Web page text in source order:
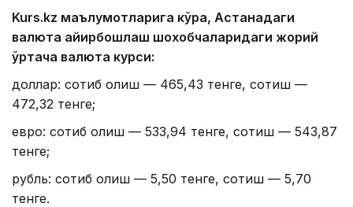
Kurs.kz маълумотларига кўра, Астанадаги
валюта айирбошлаш шохобчаларидаги жорий
ўртача валюта курси:
доллар: сотиб олиш — 465,43 тенге, сотиш —
472,32 тенге;
евро: сотиб олиш — 533,94 тенге, сотиш — 543,87
тенге;
рубль: сотиб олиш — 5,50 тенге, сотиш — 5,70
тенге.